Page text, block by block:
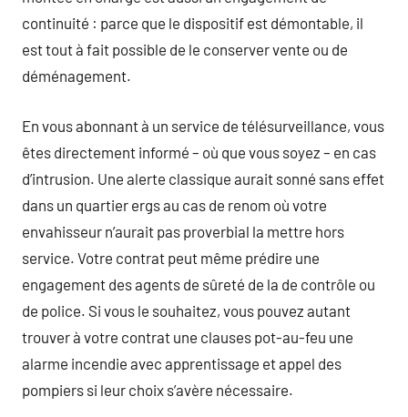
continuité : parce que le dispositif est démontable, il
est tout à fait possible de le conserver vente ou de
déménagement.
En vous abonnant à un service de télésurveillance, vous
êtes directement informé – où que vous soyez – en cas
d’intrusion. Une alerte classique aurait sonné sans effet
dans un quartier ergs au cas de renom où votre
envahisseur n’aurait pas proverbial la mettre hors
service. Votre contrat peut même prédire une
engagement des agents de sûreté de la de contrôle ou
de police. Si vous le souhaitez, vous pouvez autant
trouver à votre contrat une clauses pot-au-feu une
alarme incendie avec apprentissage et appel des
pompiers si leur choix s’avère nécessaire.